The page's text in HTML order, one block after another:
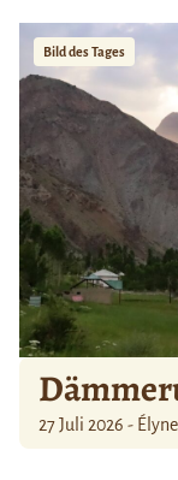
Bild des Tages
27 Juli 2026 -